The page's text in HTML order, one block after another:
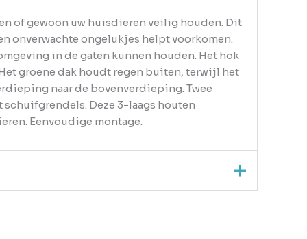
of gewoon uw huisdieren veilig houden. Dit
onverwachte ongelukjes helpt voorkomen.
in de gaten kunnen houden. Het hok
groene dak houdt regen buiten, terwijl het
naar de bovenverdieping. Twee
Deze 3-laags houten
Eenvoudige montage.